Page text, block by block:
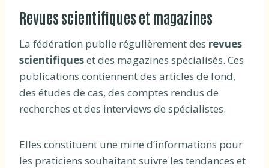
Revues scientifiques et magazines
La fédération publie régulièrement des revues
scientifiqueset des magazines spécialisés. Ces
publications contiennent des articles de fond,
des études de cas, des comptes rendus de
recherches et des interviews de spécialistes.
Elles constituent une mine d’informations pour
les praticiens souhaitant suivre les tendances et